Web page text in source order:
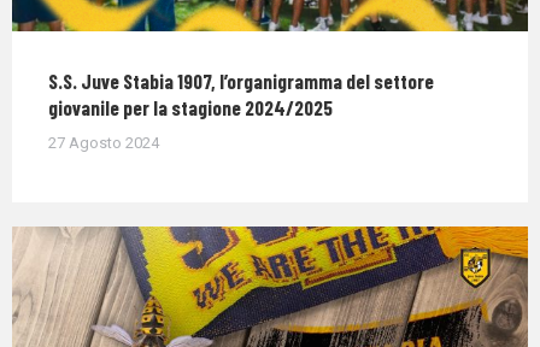
S.S. Juve Stabia 1907, l’organigramma del settore
giovanile per la stagione 2024/2025
27 Agosto 2024